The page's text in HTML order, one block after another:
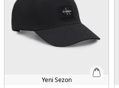
Yeni Sezon